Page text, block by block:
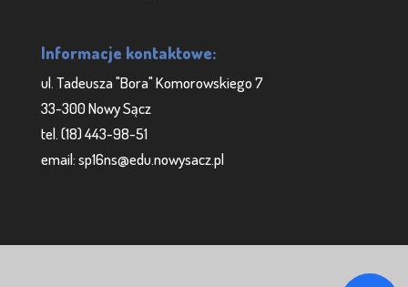
Informacje kontaktowe:
ul. Tadeusza "Bora" Komorowskiego 7
33-300 Nowy Sącz
tel. (18) 443-98-51
email: sp16ns@edu.nowysacz.pl